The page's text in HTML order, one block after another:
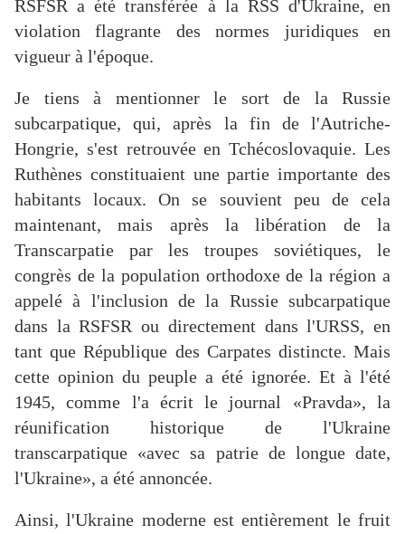
RSFSR a été transférée à la RSS d'Ukraine, en
violation flagrante des normes juridiques en
vigueur à l'époque.
Je tiens à mentionner le sort de la Russie
subcarpatique, qui, après la fin de l'Autriche-
Hongrie, s'est retrouvée en Tchécoslovaquie. Les
Ruthènes constituaient une partie importante des
habitants locaux. On se souvient peu de cela
maintenant, mais après la libération de la
Transcarpatie par les troupes soviétiques, le
congrès de la population orthodoxe de la région a
appelé à l'inclusion de la Russie subcarpatique
dans la RSFSR ou directement dans l'URSS, en
tant que République des Carpates distincte. Mais
cette opinion du peuple a été ignorée. Et à l'été
1945, comme l'a écrit le journal «Pravda», la
réunification historique de l'Ukraine
transcarpatique «avec sa patrie de longue date,
l'Ukraine», a été annoncée.
Ainsi, l'Ukraine moderne est entièrement le fruit